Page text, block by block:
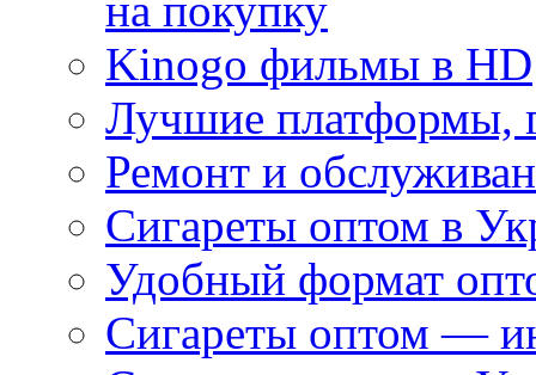
на покупку
Kinogo фильмы в HD
Лучшие платформы,
Ремонт и
Сигареты оптом в
Удобный формат
Сигареты оптом —